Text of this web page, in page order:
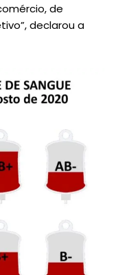
de
declarou a